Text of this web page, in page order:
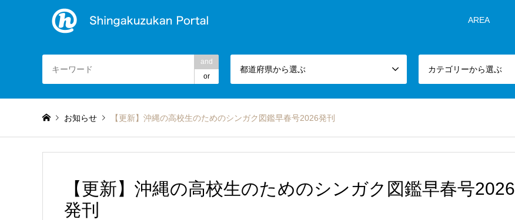
AREA
and
or
都道府県から選ぶ カテゴリーから選ぶ
お知らせ 【更新】沖縄の高校生のためのシンガク図鑑早春号2026発刊
【更新】沖縄の高校生のためのシンガク図鑑早春号2026
発刊